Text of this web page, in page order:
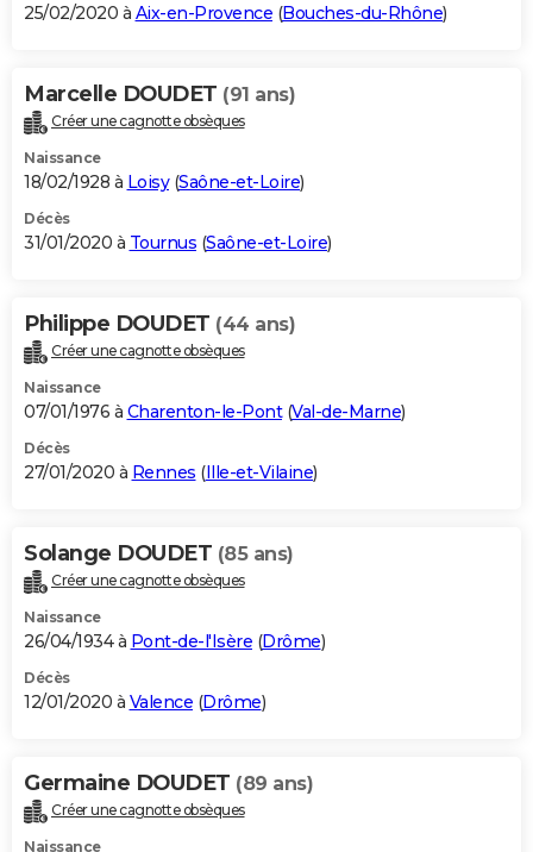
25/02/2020 à Aix-en-Provence (Bouches-du-Rhône)
Marcelle DOUDET (91 ans)
Créer une cagnotte obsèques
Naissance
18/02/1928 à Loisy(Saône-et-Loire)
Décès
31/01/2020 à Tournus (Saône-et-Loire)
Philippe DOUDET (44 ans)
Créer une cagnotte obsèques
Naissance
07/01/1976 à Charenton-le-Pont(Val-de-Marne)
Décès
27/01/2020 à Rennes (Ille-et-Vilaine)
Solange DOUDET (85 ans)
Créer une cagnotte obsèques
Naissance
26/04/1934 à Pont-de-l'Isère (Drôme)
Décès
12/01/2020 à Valence (Drôme)
Germaine DOUDET (89 ans)
Créer une cagnotte obsèques
Naissance